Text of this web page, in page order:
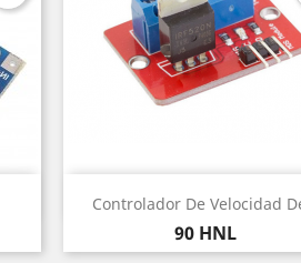
Controlador De Velocidad
Precio
90 HNL
Vista rápida